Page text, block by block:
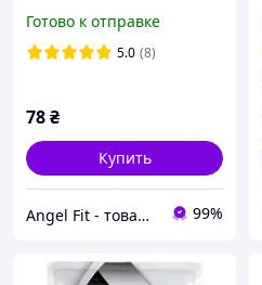
Готово к отправке
5.0 (8)
78₴
Купить
Angel Fit - товари для здоров'я, спорту та активного життя 99%